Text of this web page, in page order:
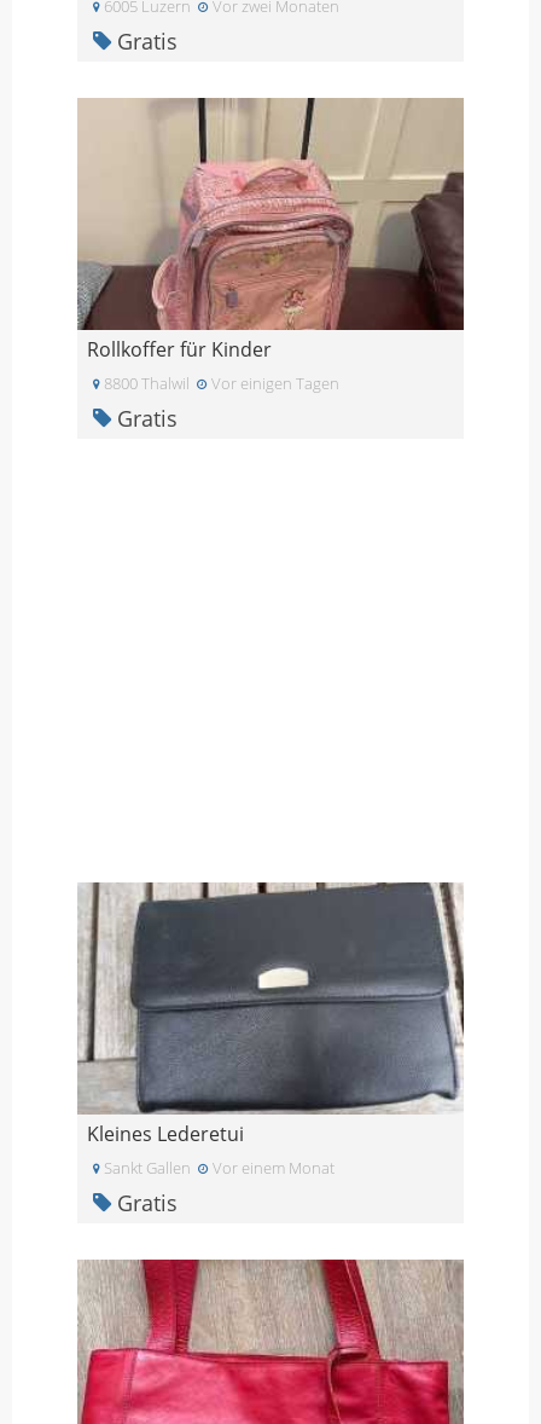
6005 Luzern Vor zwei Monaten
Gratis
Rollkoffer für Kinder
8800 Thalwil Vor einigen Tagen
Gratis
Kleines Lederetui
Sankt Gallen Vor einem Monat
Gratis